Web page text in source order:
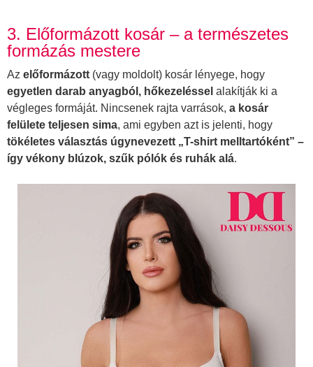
3. Előformázott kosár – a természetes
formázás mestere
Az előformázott (vagy moldolt) kosár lényege, hogy
egyetlen darab anyagból, hőkezeléssel alakítják ki a
végleges formáját. Nincsenek rajta varrások, a kosár
felülete teljesen sima, ami egyben azt is jelenti, hogy
tökéletes választás úgynevezett „T-shirt melltartóként” –
így vékony blúzok, szűk pólók és ruhák alá.